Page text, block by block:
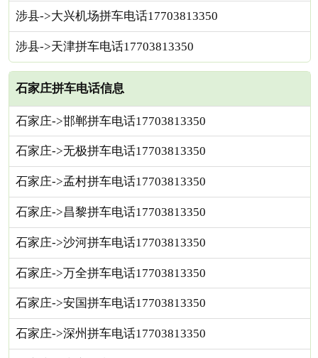
涉县->大兴机场拼车电话17703813350
涉县->天津拼车电话17703813350
石家庄拼车电话信息
石家庄->邯郸拼车电话17703813350
石家庄->无极拼车电话17703813350
石家庄->孟村拼车电话17703813350
石家庄->昌黎拼车电话17703813350
石家庄->沙河拼车电话17703813350
石家庄->万全拼车电话17703813350
石家庄->安国拼车电话17703813350
石家庄->深州拼车电话17703813350